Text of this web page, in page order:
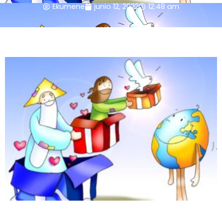
Ekumene junio 12, 2022 12:48 am